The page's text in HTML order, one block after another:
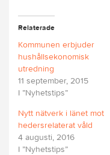
Relaterade
Kommunen erbjuder
hushållsekonomisk
utredning
11 september, 2015
I ”Nyhetstips”
Nytt nätverk i länet mot
hedersrelaterat våld
4 augusti, 2016
I ”Nyhetstips”